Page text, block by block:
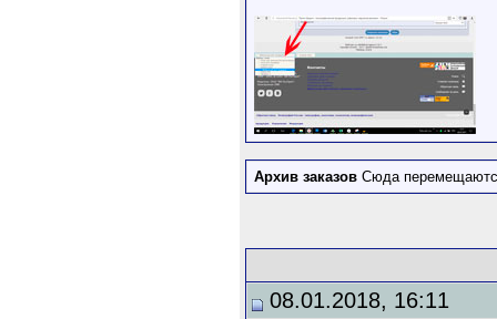
Архив заказов Сюда
08.01.2018, 16:11